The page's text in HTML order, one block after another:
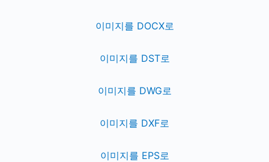
이미지를 DOCX로
이미지를 DST로
이미지를 DWG로
이미지를 DXF로
이미지를 EPS로